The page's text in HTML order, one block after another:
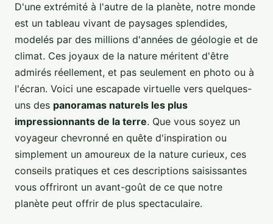
D'une extrémité à l'autre de la planète, notre monde
est un tableau vivant de paysages splendides,
modelés par des millions d'années de géologie et de
climat. Ces joyaux de la nature méritent d'être
admirés réellement, et pas seulement en photo ou à
l'écran. Voici une escapade virtuelle vers quelques-
uns des panoramas naturels les plus
impressionnants de la terre. Que vous soyez un
voyageur chevronné en quête d'inspiration ou
simplement un amoureux de la nature curieux, ces
conseils pratiques et ces descriptions saisissantes
vous offriront un avant-goût de ce que notre
planète peut offrir de plus spectaculaire.